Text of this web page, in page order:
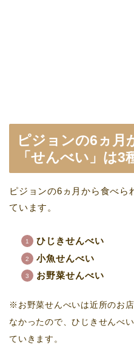
ピジョンの6ヵ月
「せんべい」は3
ピジョンの6ヵ月から食べら
ています。
ひじきせんべい
小魚せんべい
お野菜せんべい
※お野菜せんべいは近所のお
なかったので、ひじきせんべ
ていきます。